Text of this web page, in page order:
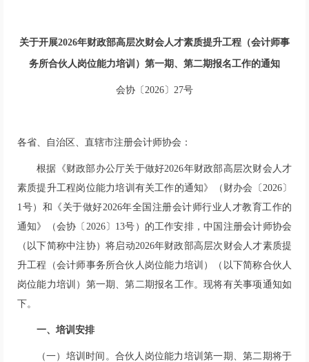
关于开展2026年财政部高层次财会人才素质提升工程（会计师事
务所合伙人岗位能力培训）第一期、第二期报名工作的通知
会协〔2026〕27号
各省、自治区、直辖市注册会计师协会：
根据《财政部办公厅关于做好2026年财政部高层次财会人才
素质提升工程岗位能力培训有关工作的通知》（财办会〔2026〕
1号）和《关于做好2026年全国注册会计师行业人才教育工作的
通知》（会协〔2026〕13号）的工作安排，中国注册会计师协会
（以下简称中注协）将启动2026年财政部高层次财会人才素质提
升工程（会计师事务所合伙人岗位能力培训）（以下简称合伙人
岗位能力培训）第一期、第二期报名工作。现将有关事项通知如
下。
一、培训安排
（一）培训时间。 合伙人岗位能力培训第一期、第二期将于